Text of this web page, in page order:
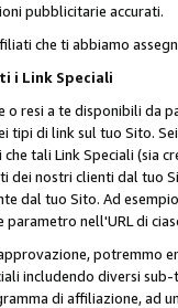
pubblicitarie accurati.
che ti abbiamo
i Link Speciali
o resi a te disponibili
tipi di link sul tuo Sito.
tali Link Speciali
dei nostri clienti dal tuo
dal tuo Sito. Ad
nell'URL di
includendo diversi sub-
di affiliazione, ad